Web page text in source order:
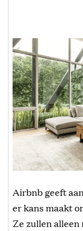
Airbnb geeft
er kans maakt
Ze zullen alleen